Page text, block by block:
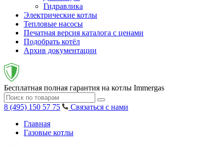
Гидравлика
Электрические котлы
Тепловые насосы
Печатная версия каталога с ценами
Подобрать котёл
Архив документации
Бесплатная полная гарантия на котлы Immergas
8 (495) 150 57 75
Связаться с нами
Главная
Газовые котлы